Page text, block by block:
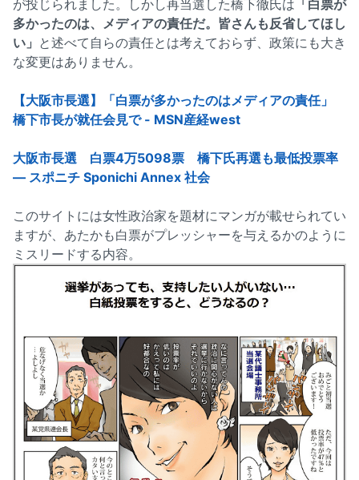
が投じられました。しかし再当選した橋下徹氏は 「白票が
多かったのは、メディアの責任だ。皆さんも反省してほし
い」 と述べて自らの責任とは考えておらず、政策にも大き
な変更はありません。
【大阪市長選】「白票が多かったのはメディアの責任」
橋下市長が就任会見で - MSN産経west
大阪市長選 白票4万5098票 橋下氏再選も最低投票率
― スポニチ Sponichi Annex 社会
このサイトには女性政治家を題材にマンガが載せられてい
ますが、あたかも白票がプレッシャーを与えるかのように
ミスリードする内容。